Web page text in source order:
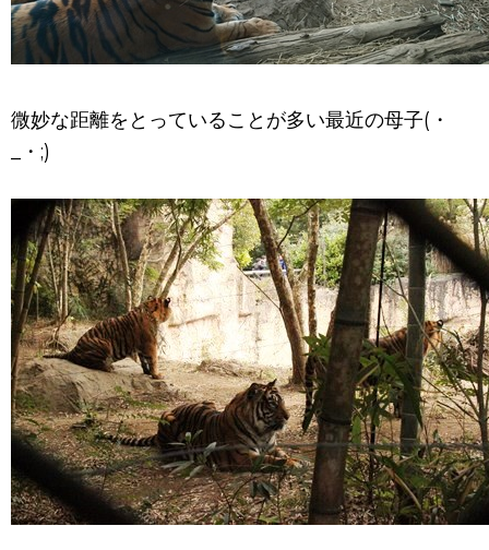
微妙な距離をとっていることが多い最近の母子(・
_・;)